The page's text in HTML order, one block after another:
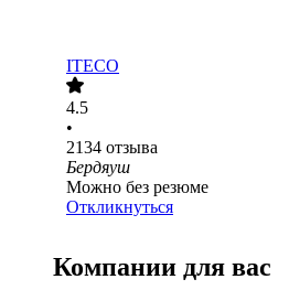
ITECO
4.5
•
2134 отзыва
Бердяуш
Можно без резюме
Откликнуться
Компании для вас